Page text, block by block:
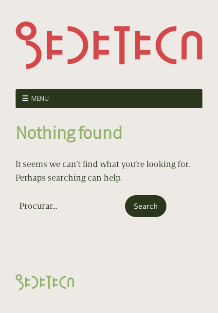
MENU
Nothing found
It seems we can’t find what you’re looking for.
Perhaps searching can help.